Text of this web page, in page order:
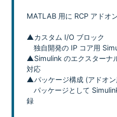
MATLAB 用に RCP アドオ
▲カスタム I/O ブロック
独自開発の IP コア用
▲Simulink のエクスターナ
対応
▲パッケージ構成 (アドオン
パッケージとして
録